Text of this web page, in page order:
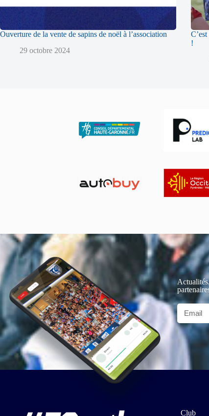
Ouverture de la vente de sapins de noël à l’association
29 octobre 2024
!
Club